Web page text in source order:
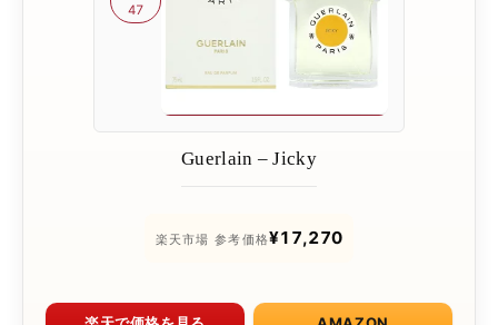
47
Guerlain – Jicky
楽天市場 参考価格¥17,270